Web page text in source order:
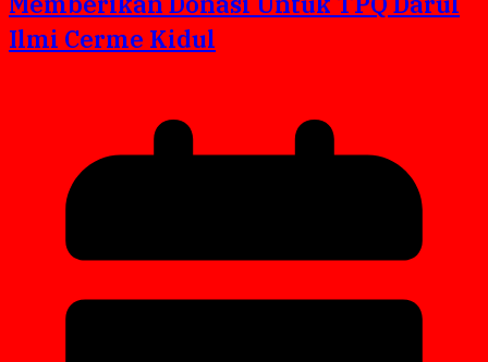
Ilmi Cerme Kidul